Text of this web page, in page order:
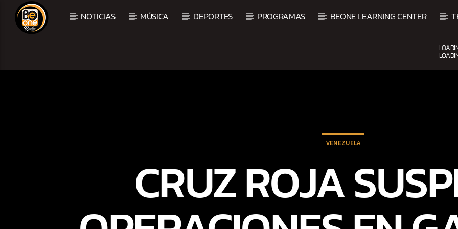
NOTICIAS MÚSICA DEPORTES PROGRAMAS BEONE LEARNING CENTER
VENEZUELA
CRUZ ROJA